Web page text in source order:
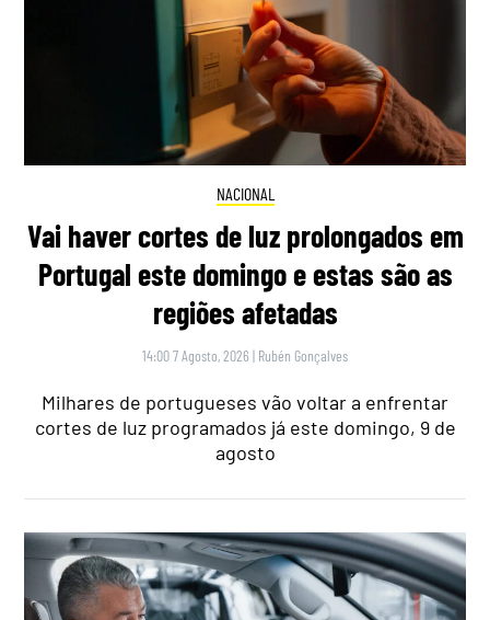
NACIONAL
Vai haver cortes de luz prolongados em
Portugal este domingo e estas são as
regiões afetadas
14:00 7 Agosto, 2026 | Rubén Gonçalves
Milhares de portugueses vão voltar a enfrentar
cortes de luz programados já este domingo, 9 de
agosto